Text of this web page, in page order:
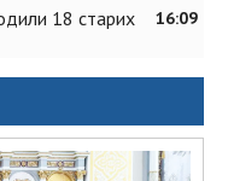
16:09
18 старих